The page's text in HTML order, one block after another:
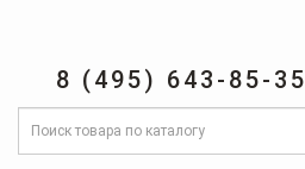
8 (495) 643-85-35